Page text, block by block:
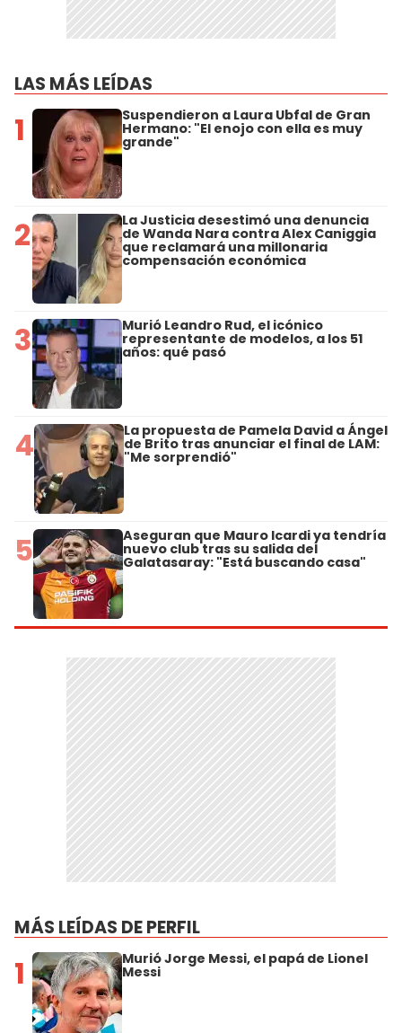
LAS MÁS LEÍDAS
1 Suspendieron a Laura Ubfal de Gran
Hermano: "El enojo con ella es muy
grande"
2 La Justicia desestimó una denuncia
de Wanda Nara contra Alex Caniggia
que reclamará una millonaria
compensación económica
3 Murió Leandro Rud, el icónico
representante de modelos, a los 51
años: qué pasó
4 La propuesta de Pamela David a Ángel
de Brito tras anunciar el final de LAM:
"Me sorprendió"
5 Aseguran que Mauro Icardi ya tendría
nuevo club tras su salida del
Galatasaray: "Está buscando casa"
MÁS LEÍDAS DE PERFIL
1 Murió Jorge Messi, el papá de Lionel
Messi